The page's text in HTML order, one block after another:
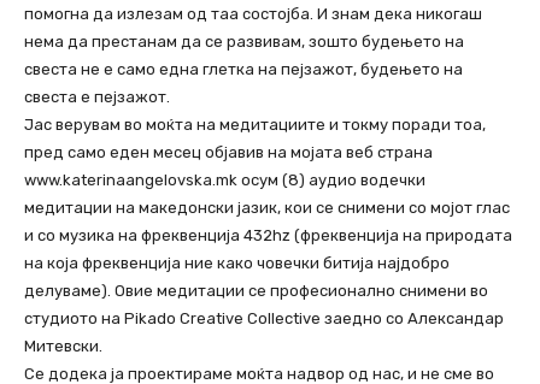
помогна да излезам од таа состојба. И знам дека никогаш
нема да престанам да се развивам, зошто будењето на
свеста не е само една глетка на пејзажот, будењето на
свеста е пејзажот.
Јас верувам во моќта на медитациите и токму поради тоа,
пред само еден месец објавив на мојата веб страна
www.katerinaangelovska.mk осум (8) аудио водечки
медитации на македонски јазик, кои се снимени со мојот глас
и со музика на фреквенција 432hz (фреквенција на природата
на која фреквенција ние како човечки битија најдобро
делуваме). Овие медитации се професионално снимени во
студиото на Pikado Creative Collective заедно со Александар
Митевски.
Се додека ја проектираме моќта надвор од нас, и не сме во